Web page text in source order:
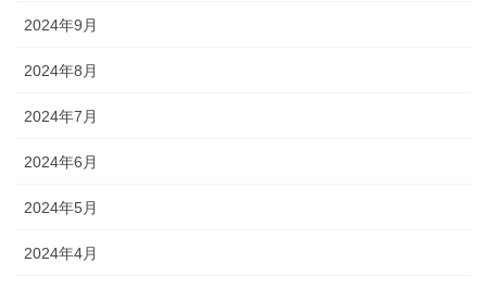
2024年9月
2024年8月
2024年7月
2024年6月
2024年5月
2024年4月